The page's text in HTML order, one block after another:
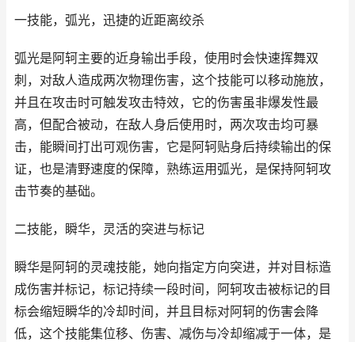
一技能，弧光，迅捷的近距离绞杀
弧光是阿轲主要的近身输出手段，使用时会快速挥舞双
刺，对敌人造成两次物理伤害，这个技能可以移动施放，
并且在攻击时可触发攻击特效，它的伤害虽非爆发性最
高，但配合被动，在敌人身后使用时，两次攻击均可暴
击，能瞬间打出可观伤害，它是阿轲贴身后持续输出的保
证，也是清野速度的保障，熟练运用弧光，是保持阿轲攻
击节奏的基础。
二技能，瞬华，灵活的突进与标记
瞬华是阿轲的灵魂技能，她向指定方向突进，并对目标造
成伤害并标记，标记持续一段时间，阿轲攻击被标记的目
标会缩短瞬华的冷却时间，并且目标对阿轲的伤害会降
低，这个技能集位移、伤害、减伤与冷却缩减于一体，是